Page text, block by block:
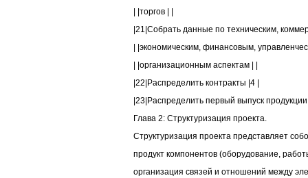
| |торгов | |
|21|Собрать данные по техническим,
| |экономическим, финансовым,
| |организационным аспектам | |
|22|Распределить контракты |4 |
|23|Распределить первый выпуск
Глава 2: Структуризация проекта.
Структуризация проекта представляет
продукт компонентов (оборудование,
организация связей и отношений между